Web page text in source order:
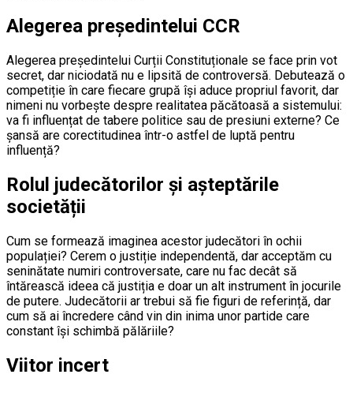
Alegerea președintelui CCR
Alegerea președintelui Curții Constituționale se face prin vot
secret, dar niciodată nu e lipsită de controversă. Debutează o
competiție în care fiecare grupă își aduce propriul favorit, dar
nimeni nu vorbește despre realitatea păcătoasă a sistemului:
va fi influențat de tabere politice sau de presiuni externe? Ce
șansă are corectitudinea într-o astfel de luptă pentru
influență?
Rolul judecătorilor și așteptările
societății
Cum se formează imaginea acestor judecători în ochii
populației? Cerem o justiție independentă, dar acceptăm cu
seninătate numiri controversate, care nu fac decât să
întărească ideea că justiția e doar un alt instrument în jocurile
de putere. Judecătorii ar trebui să fie figuri de referință, dar
cum să ai încredere când vin din inima unor partide care
constant își schimbă pălăriile?
Viitor incert